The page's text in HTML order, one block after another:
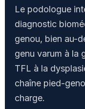
Le podologue
diagnostic
genou, bien au-
genu varum à la
TFL à la
chaîne pied-
charge.